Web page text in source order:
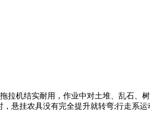
机结实耐用，作业中对土堆、乱石、
，悬挂农具没有完全提升就转弯;行走系运